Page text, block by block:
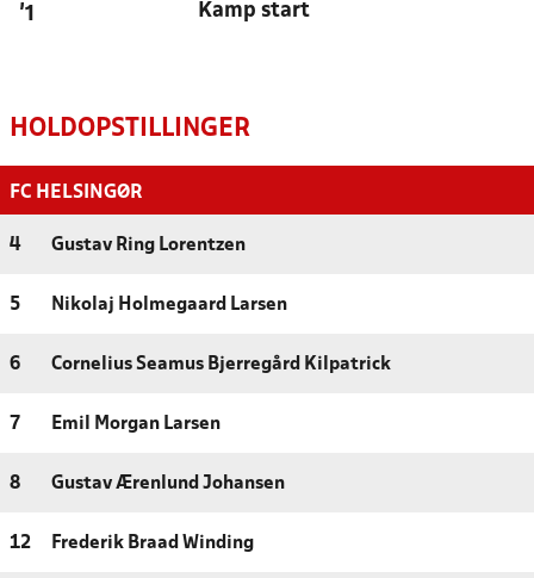
'1 Kamp start
HOLDOPSTILLINGER
FC HELSINGØR
4 Gustav Ring Lorentzen
5 Nikolaj Holmegaard Larsen
6 Cornelius Seamus Bjerregård Kilpatrick
7 Emil Morgan Larsen
8 Gustav Ærenlund Johansen
12 Frederik Braad Winding